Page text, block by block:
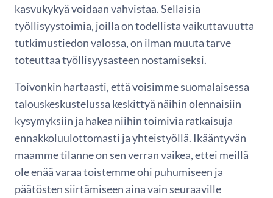
kasvukykyä voidaan vahvistaa. Sellaisia
työllisyystoimia, joilla on todellista vaikuttavuutta
tutkimustiedon valossa, on ilman muuta tarve
toteuttaa työllisyysasteen nostamiseksi.
Toivonkin hartaasti, että voisimme suomalaisessa
talouskeskustelussa keskittyä näihin olennaisiin
kysymyksiin ja hakea niihin toimivia ratkaisuja
ennakkoluulottomasti ja yhteistyöllä. Ikääntyvän
maamme tilanne on sen verran vaikea, ettei meillä
ole enää varaa toistemme ohi puhumiseen ja
päätösten siirtämiseen aina vain seuraaville